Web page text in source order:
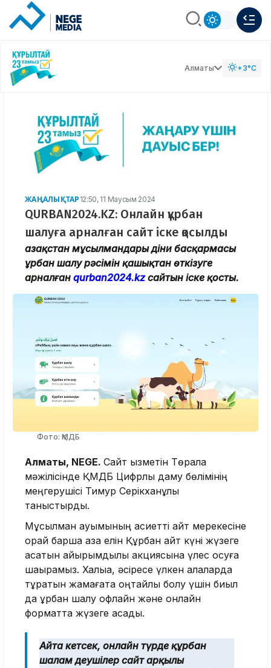
Алматы +3°C
ЖАҢАЛЫҚТАР 12:50, 11 Маусым 2024
QURBAN2024.KZ: Онлайн құрбан
шалуға арналған сайт іске қосылды
Қазақстан мұсылмандары діни басқармасы
Құрбан шалу рәсімін қашықтан өткізуге
арналған qurban2024.kzсайтын іске қосты.
Фото: ҚМДБ
Алматы, NEGE. Сайт қызметін Төралқа
мәжілісінде ҚМДБ Цифрлық даму бөлімінің
меңгерушісі Тимур Серікханұлы
таныстырды.
Мұсылман қауымының қасиетті айт мерекесіне
орай барша қазақ елін Құрбан айт күні жүзеге
асатын қайырымдылық акциясына үлес қосуға
шақырамыз. Халыққа, әсіресе үлкен қалаларда
тұратын жамағатқа оңтайлы болу үшін биыл
да құрбан шалу офлайн және онлайн
форматта жүзеге асады.
Айта кетсек, онлайн түрде құрбан
шалам деушілер сайт арқылы